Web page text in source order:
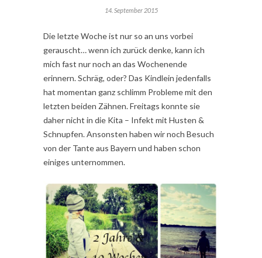
14. September 2015
Die letzte Woche ist nur so an uns vorbei
gerauscht… wenn ich zurück denke, kann ich
mich fast nur noch an das Wochenende
erinnern. Schräg, oder? Das Kindlein jedenfalls
hat momentan ganz schlimm Probleme mit den
letzten beiden Zähnen. Freitags konnte sie
daher nicht in die Kita – Infekt mit Husten &
Schnupfen. Ansonsten haben wir noch Besuch
von der Tante aus Bayern und haben schon
einiges unternommen.